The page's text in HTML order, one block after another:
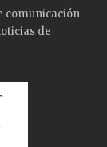
comunicación
de